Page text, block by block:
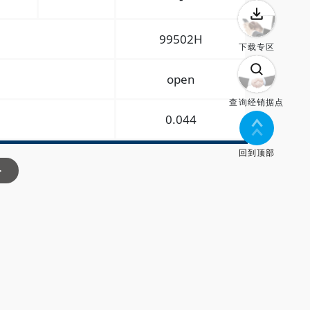
99502H
open
0.044
下载专区
查询经销据点
回到顶部